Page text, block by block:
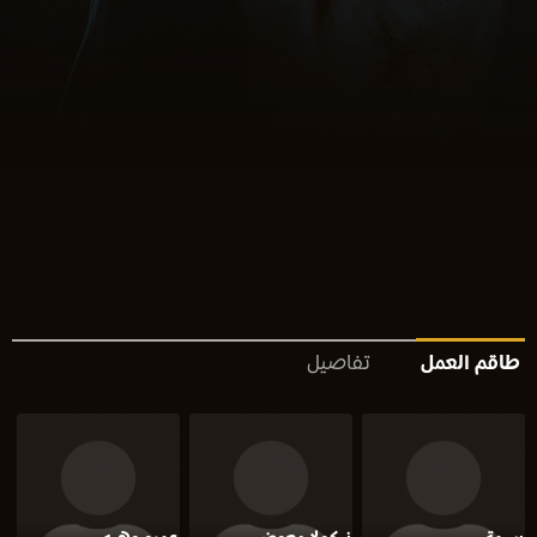
طاقم العمل تفاصيل